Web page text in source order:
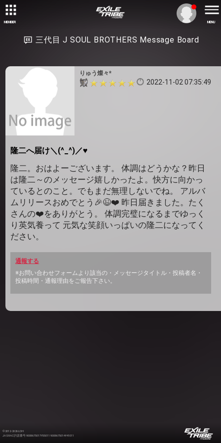
MEMBER MENU
三代目 J SOUL BROTHERS Message Board
りゅう燦々*
2022-11-02 07:35:49
隆二へ届け＼(^_^)／♥️
隆二。おはよーございます。 体調はどうかな？昨日
は隆二～のメッセージ嬉しかったよ。快方に向かっ
ているとのこと。でもまだ無理しないでね。 アルバ
ムリリースおめでとう🎉😉❤️ 昨日届きました。たく
さんの❤️をありがとう。 体調完璧になるまでゆっく
り英気養って 元気な笑顔いっぱいの隆二になってく
ださい。
通報する
※お問い合わせフォームより該当の・メッセージタイトル・投稿者名・
投稿時間・通報理由をご報告下さい。
©2012-2026 LDH
JASRAC許諾番号 9008675017Y55011 9008675014Y41011